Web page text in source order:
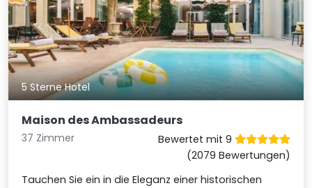
5 Sterne Hotel
Maison des Ambassadeurs
37 Zimmer
Bewertet mit 9
(2079 Bewertungen)
Tauchen Sie ein in die Eleganz einer historischen